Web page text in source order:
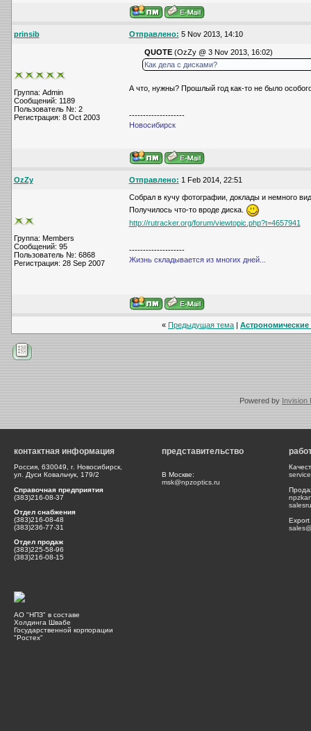
prinsib Отправлено: 5 Nov 2013, 14:10
Группа: Admin
Сообщений: 1189
Пользователь №: 2
Регистрация: 8 Oct 2003
QUOTE (OzZy @ 3 Nov 2013, 16:02)
Как дела с дисками?
А что, нужны? Прошлый год как-то не было
--------------------
Новосибирск
OzZy Отправлено: 1 Feb 2014, 22:51
Группа: Members
Сообщений: 95
Пользователь №: 6868
Регистрация: 28 Sep 2007
Собрал в кучу фотографии, доклады и немного
Получилось что-то вроде диска.
http://rutracker.org/forum/viewtopic.php?t=4657941
--------------------
Жизнь складывается из многих дней...
« Предыдущая тема |
Powered by Invision
контактная информация
Россия, 630049, г. Новосибирск,
ул. Дуси Ковальчук, 179/2
Справочная предприятия
(383)216-08-37
Отдел снабжения
(383)216-08-48
(383)236-77-31
Отдел продаж
(383)225-58-96
(383)216-08-15
представительство
В Москве:
msk@npzoptics.ru
АО "НПЗ" в составе
Холдинга Швабе
Государственной корпорации
"Ростех"